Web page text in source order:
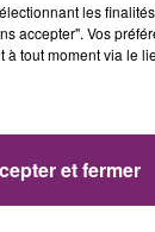
les
accepter". Vos
tout moment via le
et fermer